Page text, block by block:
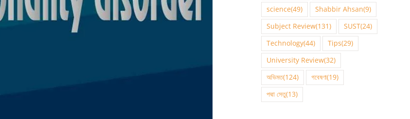
science(49) Shabbir Ahsan(9)
Subject Review(131) SUST(24)
Technology(44) Tips(29)
University Review(32)
অভিমত(124) গবেষণা(19)
পদ্মা সেতু(13)